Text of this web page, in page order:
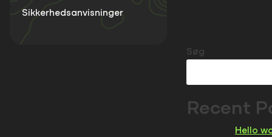
Søg
Recent
Hello
Sikkerhedsanvisninger